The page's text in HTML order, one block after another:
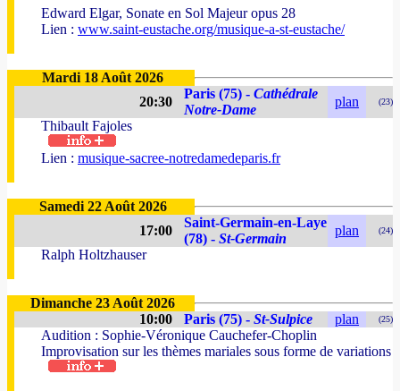
Edward Elgar, Sonate en Sol Majeur opus 28
Lien : www.saint-eustache.org/musique-a-st-eustache/
Mardi 18 Août 2026
20:30
Paris (75) - Cathédrale
Notre-Dame
plan (23)
Thibault Fajoles
Lien : musique-sacree-notredamedeparis.fr
Samedi 22 Août 2026
17:00
Saint-Germain-en-Laye
(78) - St-Germain
plan (24)
Ralph Holtzhauser
Dimanche 23 Août 2026
10:00
Paris (75) - St-Sulpice plan (25)
Audition : Sophie-Véronique Cauchefer-Choplin
Improvisation sur les thèmes mariales sous forme de variations